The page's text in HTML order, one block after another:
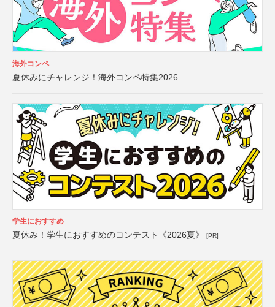
海外コンペ
夏休みにチャレンジ！海外コンペ特集2026
学生におすすめ
夏休み！学生におすすめのコンテスト《2026夏》 [PR]